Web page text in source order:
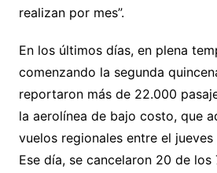
realizan por mes”.
En los últimos días, en plena
comenzando la segunda
reportaron más de 22.000
la aerolínea de bajo costo, que
vuelos regionales entre el jueves
Ese día, se cancelaron 20 de los